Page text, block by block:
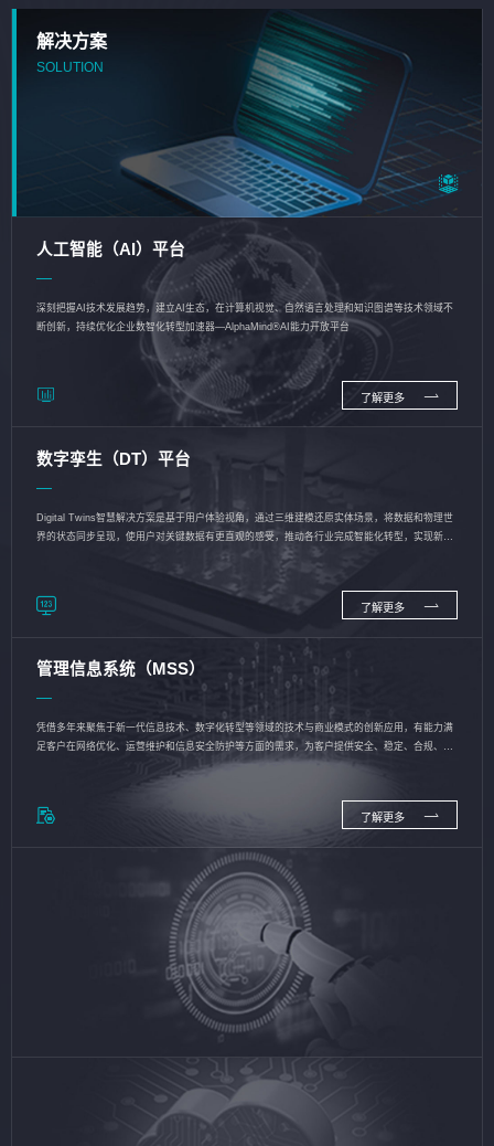
解决方案
SOLUTION
人工智能（AI）平台
深刻把握AI技术发展趋势，建立AI生态，在计算机视觉、自然语言处理和知识图谱等技术领域不
断创新，持续优化企业数智化转型加速器—AlphaMind®AI能力开放平台
了解更多
数字孪生（DT）平台
Digital Twins智慧解决方案是基于用户体验视角，通过三维建模还原实体场景，将数据和物理世
界的状态同步呈现，使用户对关键数据有更直观的感受，推动各行业完成智能化转型，实现新旧
了解更多
管理信息系统（MSS）
凭借多年来聚焦于新一代信息技术、数字化转型等领域的技术与商业模式的创新应用，有能力满
足客户在网络优化、运营维护和信息安全防护等方面的需求，为客户提供安全、稳定、合规、持
了解更多